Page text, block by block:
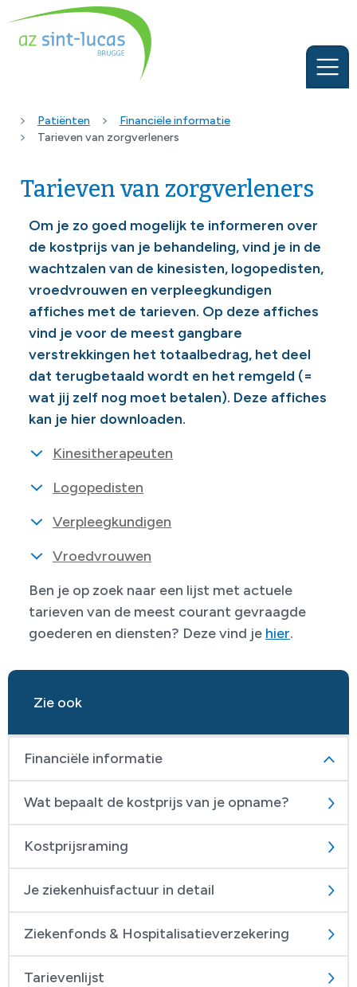
Patiënten
Financiële informatie
Tarieven van zorgverleners
Tarieven van zorgverleners
Om je zo goed mogelijk te informeren over
de kostprijs van je behandeling, vind je in de
wachtzalen van de kinesisten, logopedisten,
vroedvrouwen en verpleegkundigen
affiches met de tarieven. Op deze affiches
vind je voor de meest gangbare
verstrekkingen het totaalbedrag, het deel
dat terugbetaald wordt en het remgeld (=
wat jij zelf nog moet betalen). Deze affiches
kan je hier downloaden.
Kinesitherapeuten
Logopedisten
Verpleegkundigen
Vroedvrouwen
Ben je op zoek naar een lijst met actuele
tarieven van de meest courant gevraagde
goederen en diensten? Deze vind je hier.
Zie ook
Financiële informatie
Wat bepaalt de kostprijs van je opname?
Kostprijsraming
Je ziekenhuisfactuur in detail
Ziekenfonds & Hospitalisatieverzekering
Tarievenlijst